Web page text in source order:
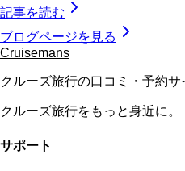
記事を読む
ブログページを見る
Cruisemans
クルーズ旅行の口コミ・予約サ
クルーズ旅行をもっと身近に。
サポート